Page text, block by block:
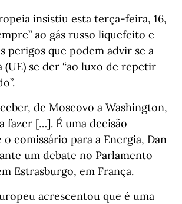
insistiu esta terça-feira, 16,
ao gás russo liquefeito e
perigos que podem advir se a
(UE) se der “ao luxo de repetir
de Moscovo a Washington,
fazer […]. É uma decisão
o comissário para a Energia, Dan
um debate no Parlamento
Estrasburgo, em França.
acrescentou que é uma